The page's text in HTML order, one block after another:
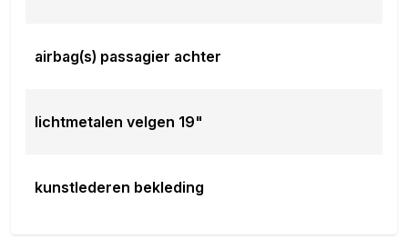
airbag(s) passagier achter
lichtmetalen velgen 19"
kunstlederen bekleding